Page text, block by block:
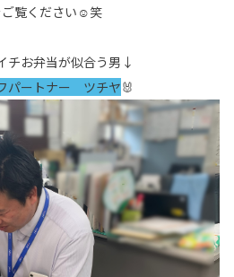
ご覧ください☺笑
チお弁当が似合う男↓
パートナー ツチヤ🐰